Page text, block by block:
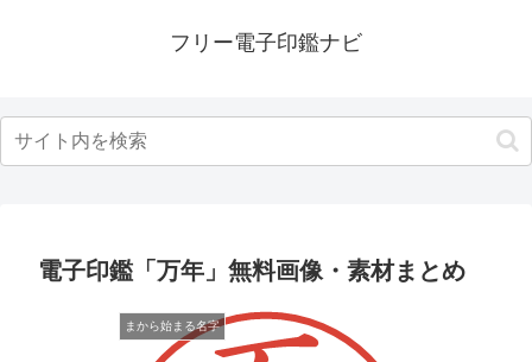
フリー電子印鑑ナビ
電子印鑑「万年」無料画像・素材まとめ
まから始まる名字